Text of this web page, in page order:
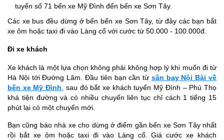
tuyến số 71 bến xe Mỹ Đình đến bến xe Sơn Tây.
Các xe bus đều dừng ở bến bến xe Sơn Tây, từ đây các bạn bắt
xe ôm hoặc taxi đi vào Làng cổ với cước từ 50.000 - 100.000đ.
Đi xe khách
Xe khách là một lựa chọn không phải không hợp lý khi muốn đi từ
Hà Nội tới Đường Lâm. Đầu tiên bạn cần từ sân bay Nội Bài về
bến xe Mỹ Đình , sau đó bắt xe khách tuyến Mỹ Đình – Phú Thọ
khá tiện đường và có nhiều chuyến liên tục chỉ cách 1 tiếng 15
phút lại có một chuyến mới.
Bạn cũng báo nhà xe cho dừng ở điểm gần bến xe Sơn Tây nhất
rồi bắt xe ôm hoặc taxi đi vào Làng cổ. Giá cước xe khách